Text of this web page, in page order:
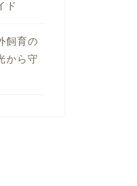
ド
飼育の
から守